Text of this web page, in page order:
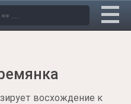
восхождение к